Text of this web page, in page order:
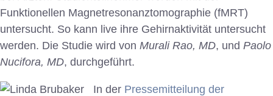
Funktionellen Magnetresonanztomographie (fMRT)
untersucht. So kann live ihre Gehirnaktivität untersucht
werden. Die Studie wird von Murali Rao, MD, und Paolo
Nucifora, MD, durchgeführt.
In der Pressemitteilung der